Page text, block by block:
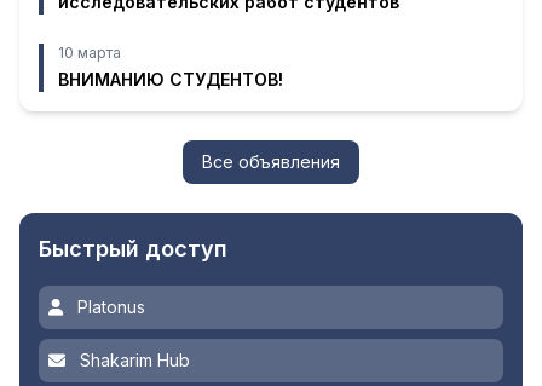
10 марта
ВНИМАНИЮ СТУДЕНТОВ!
Все объявления
Быстрый доступ
Platonus
Shakarim Hub